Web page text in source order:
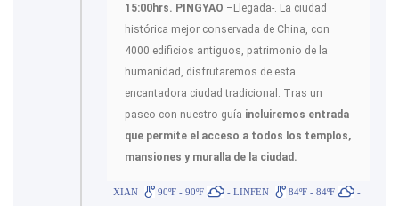
15:00hrs. PINGYAO –Llegada-. La ciudad
histórica mejor conservada de China, con
4000 edificios antiguos, patrimonio de la
humanidad, disfrutaremos de esta
encantadora ciudad tradicional. Tras un
paseo con nuestro guía incluiremos entrada
que permite el acceso a todos los templos,
mansiones y muralla de la ciudad.
XIAN 90ºF - 90ºF - LINFEN 84ºF - 84ºF
-